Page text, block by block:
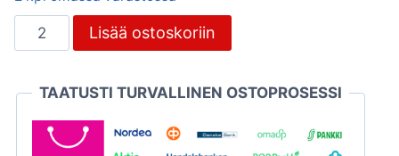
Raidetangon
sisäpään
Citroën
2CV
määrä
Lisää ostoskoriin
TAATUSTI TURVALLINEN OSTOPROSESSI